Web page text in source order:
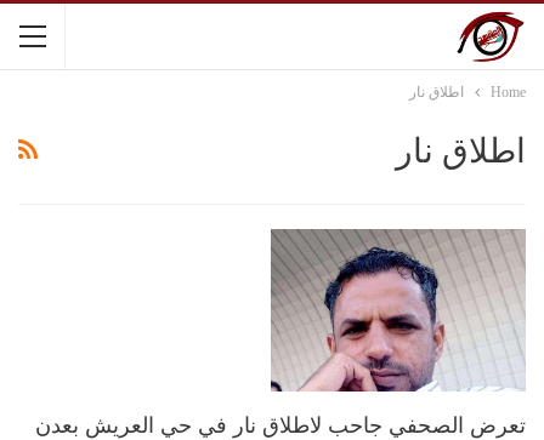
Home اطلاق نار
اطلاق نار
تعرض الصحفي جاحب لاطلاق نار في حي العريش بعدن